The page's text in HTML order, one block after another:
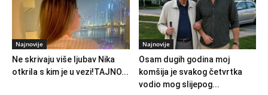
Najnovije
Ne skrivaju više ljubav Nika
otkrila s kim je u vezi!TAJNO...
Najnovije
Osam dugih godina moj
komšija je svakog četvrtka
vodio mog slijepog...